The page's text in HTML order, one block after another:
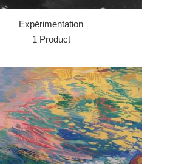
Expérimentation
1 Product